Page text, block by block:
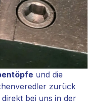
und die
zurück
bei uns in der